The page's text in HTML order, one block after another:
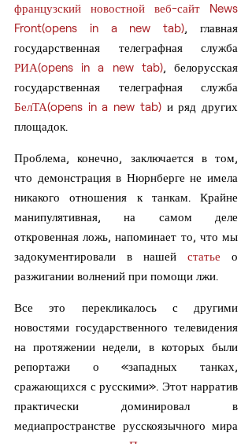
французский новостной веб-сайт News
Front(opens in a new tab), главная
РИА(opens in a new tab), белорусская
БелТА(opens in a new tab) и ряд других
площадок.
Проблема, конечно, заключается в том,
что демонстрация в Нюрнберге не имела
никакого отношения к танкам. Крайне
манипулятивная, на самом деле
откровенная ложь, напоминает то, что мы
задокументировали в нашей статье о
разжигании волнений при помощи лжи.
Все это перекликалось с другими
новостями государственного телевидения
на протяжении недели, в которых были
репортажи о «западных танках,
сражающихся с русскими». Этот нарратив
практически доминировал в
медиапространстве русскоязычного мира